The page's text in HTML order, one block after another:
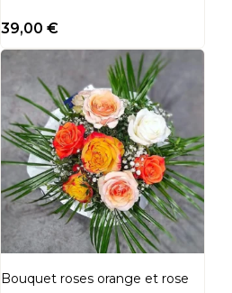
39,00 €
Bouquet roses orange et rose